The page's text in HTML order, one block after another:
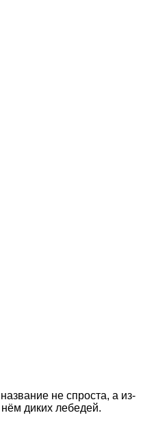
не спроста, а из-
нём диких лебедей.